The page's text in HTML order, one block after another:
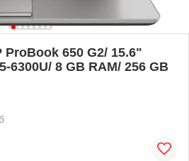
ProBook 650 G2/ 15.6"
6300U/ 8 GB RAM/ 256 GB